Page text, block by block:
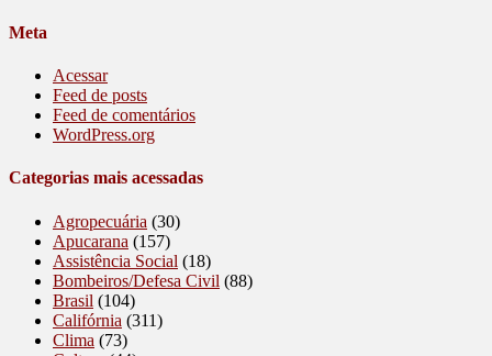
Meta
Acessar
Feed de posts
Feed de comentários
WordPress.org
Categorias mais acessadas
Agropecuária (30)
Apucarana (157)
Assistência Social (18)
Bombeiros/Defesa Civil (88)
Brasil (104)
Califórnia (311)
Clima (73)